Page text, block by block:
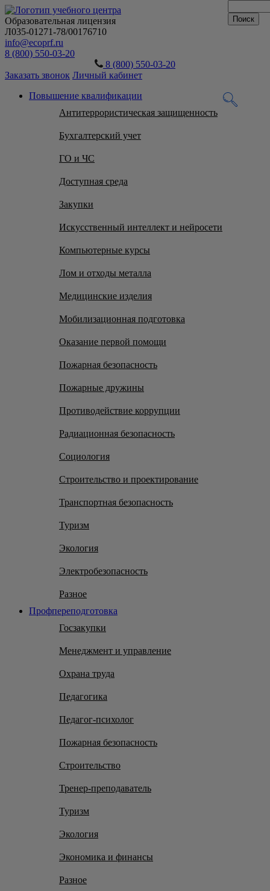
Образовательная лицензия
Л035-01271-78/00176710
info@ecoprf.ru
8 (800) 550-03-20
8 (800) 550-03-20
Заказать звонок Личный кабинет
Повышение квалификации
Антитеррористическая защищенность
Бухгалтерский учет
ГО и ЧС
Доступная среда
Закупки
Искусственный интеллект и нейросети
Компьютерные курсы
Лом и отходы металла
Медицинские изделия
Мобилизационная подготовка
Оказание первой помощи
Пожарная безопасность
Пожарные дружины
Противодействие коррупции
Радиационная безопасность
Социология
Строительство и проектирование
Транспортная безопасность
Туризм
Экология
Электробезопасность
Разное
Профпереподготовка
Госзакупки
Менеджмент и управление
Охрана труда
Педагогика
Педагог-психолог
Пожарная безопасность
Строительство
Тренер-преподаватель
Туризм
Экология
Экономика и финансы
Разное